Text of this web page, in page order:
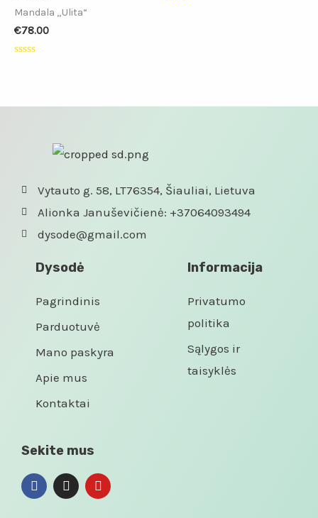
Mandala „Ulita“
€78.00
Vytauto g. 58, LT76354, Šiauliai, Lietuva
Alionka Januševičienė: +37064093494
dysode@gmail.com
Dysodė
Pagrindinis
Parduotuvė
Mano paskyra
Apie mus
Kontaktai
Informacija
Privatumo
politika
Sąlygos ir
taisyklės
Sekite mus